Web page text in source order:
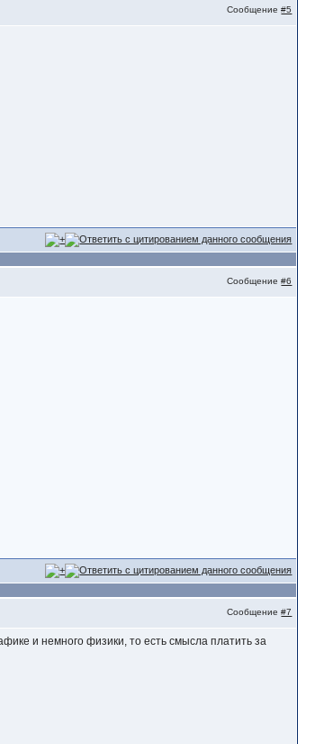
Сообщение#5
Сообщение#6
Сообщение#7
и немного физики, то есть смысла платить за